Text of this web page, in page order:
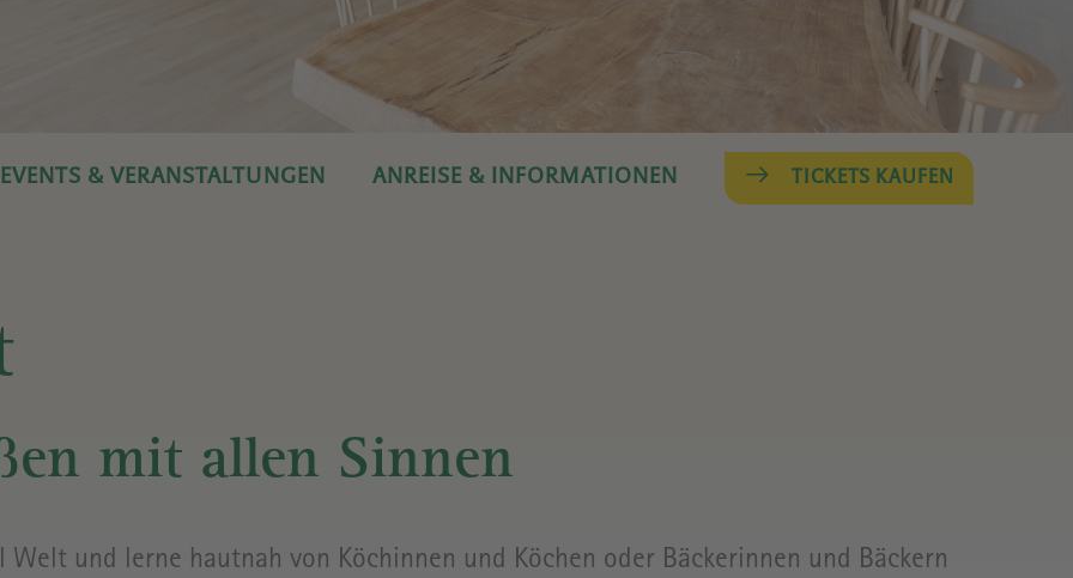
EVENTS & VERANSTALTUNGEN ANREISE & INFORMATIONEN TICKETS KAUFEN
mit allen Sinnen
Welt und lerne hautnah von Köchinnen und Köchen oder Bäckerinnen und Bäckern